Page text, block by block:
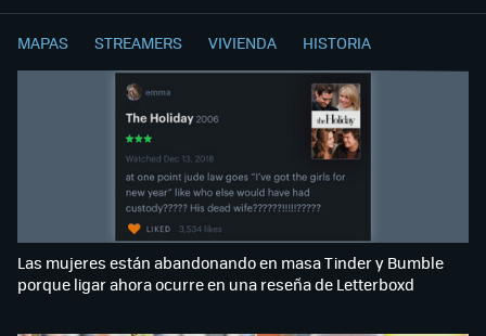
MAPAS STREAMERS VIVIENDA HISTORIA
Las mujeres están abandonando en masa Tinder y Bumble
porque ligar ahora ocurre en una reseña de Letterboxd